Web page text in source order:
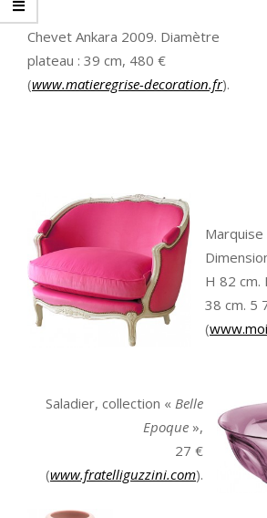
Chevet Ankara 2009. Diamètre
plateau : 39 cm, 480 €
(www.matieregrise-decoration.fr).
Marquise
H 82 cm.
38 cm. 5
(
Saladier, collection « Belle
Epoque »,
27 €
(www.fratelliguzzini.com).